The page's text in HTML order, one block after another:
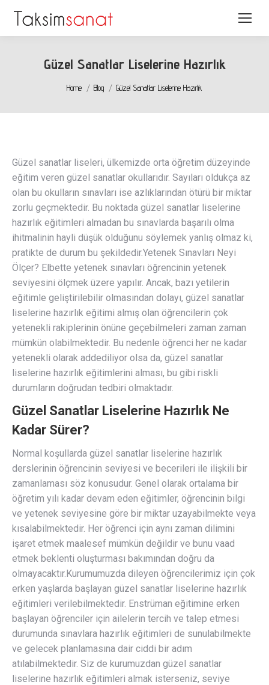
Güzel Sanatlar Liselerine Hazırlık
You are here:
Home Blog Güzel Sanatlar Liselerine Hazırlık
Güzel sanatlar liseleri, ülkemizde orta öğretim düzeyinde
eğitim veren güzel sanatlar okullarıdır. Sayıları oldukça az
olan bu okulların sınavları ise azlıklarından ötürü bir miktar
zorlu geçmektedir. Bu noktada güzel sanatlar liselerine
hazırlık eğitimleri almadan bu sınavlarda başarılı olma
ihitmalinin hayli düşük olduğunu söylemek yanlış olmaz ki,
pratikte de durum bu şekildedir.Yetenek Sınavları Neyi
Ölçer? Elbette yetenek sınavları öğrencinin yetenek
seviyesini ölçmek üzere yapılır. Ancak, bazı yetilerin
eğitimle geliştirilebilir olmasından dolayı, güzel sanatlar
liselerine hazırlık eğitimi almış olan öğrencilerin çok
yetenekli rakiplerinin önüne geçebilmeleri zaman zaman
mümkün olabilmektedir. Bu nedenle öğrenci her ne kadar
yetenekli olarak addediliyor olsa da, güzel sanatlar
liselerine hazırlık eğitimlerini alması, bu gibi riskli
durumların doğrudan tedbiri olmaktadır.
Güzel Sanatlar Liselerine Hazırlık Ne
Kadar Sürer?
Normal koşullarda güzel sanatlar liselerine hazırlık
derslerinin öğrencinin seviyesi ve becerileri ile ilişkili bir
zamanlaması söz konusudur. Genel olarak ortalama bir
öğretim yılı kadar devam eden eğitimler, öğrencinin bilgi
ve yetenek seviyesine göre bir miktar uzayabilmekte veya
kısalabilmektedir. Her öğrenci için aynı zaman dilimini
işaret etmek maalesef mümkün değildir ve bunu vaad
etmek beklenti oluşturması bakımından doğru da
olmayacaktır.Kurumumuzda dileyen öğrencilerimiz için çok
erken yaşlarda başlayan güzel sanatlar liselerine hazırlık
eğitimleri verilebilmektedir. Enstrüman eğitimine erken
başlayan öğrenciler için ailelerin tercih ve talep etmesi
durumunda sınavlara hazırlık eğitimleri de sunulabilmekte
ve gelecek planlamasına dair ciddi bir adım
atılabilmektedir. Siz de kurumuzdan güzel sanatlar
liselerine hazırlık eğitimleri almak isterseniz, seviye